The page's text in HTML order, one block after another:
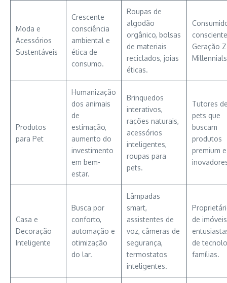
Moda e
Acessórios
Sustentáveis
Crescente
consciência
ambiental e
ética de
consumo.
Roupas de
algodão
orgânico, bolsas
de materiais
reciclados, joias
éticas.
Geração
Produtos
para Pet
Humanização
dos animais
de
estimação,
aumento do
investimento
em bem-
estar.
Brinquedos
interativos,
rações naturais,
acessórios
inteligentes,
roupas para
pets.
Tutores
pets que
buscam
produtos
premium e
Casa e
Decoração
Inteligente
Busca por
conforto,
automação e
otimização
do lar.
Lâmpadas
smart,
assistentes de
voz, câmeras de
segurança,
termostatos
inteligentes.
de
de
famílias.